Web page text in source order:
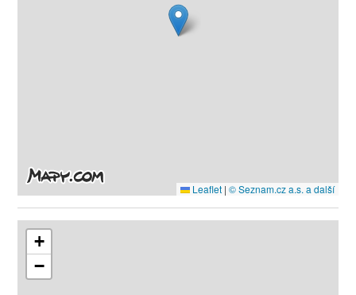
Leaflet | © Seznam.cz a.s. a další
+
−